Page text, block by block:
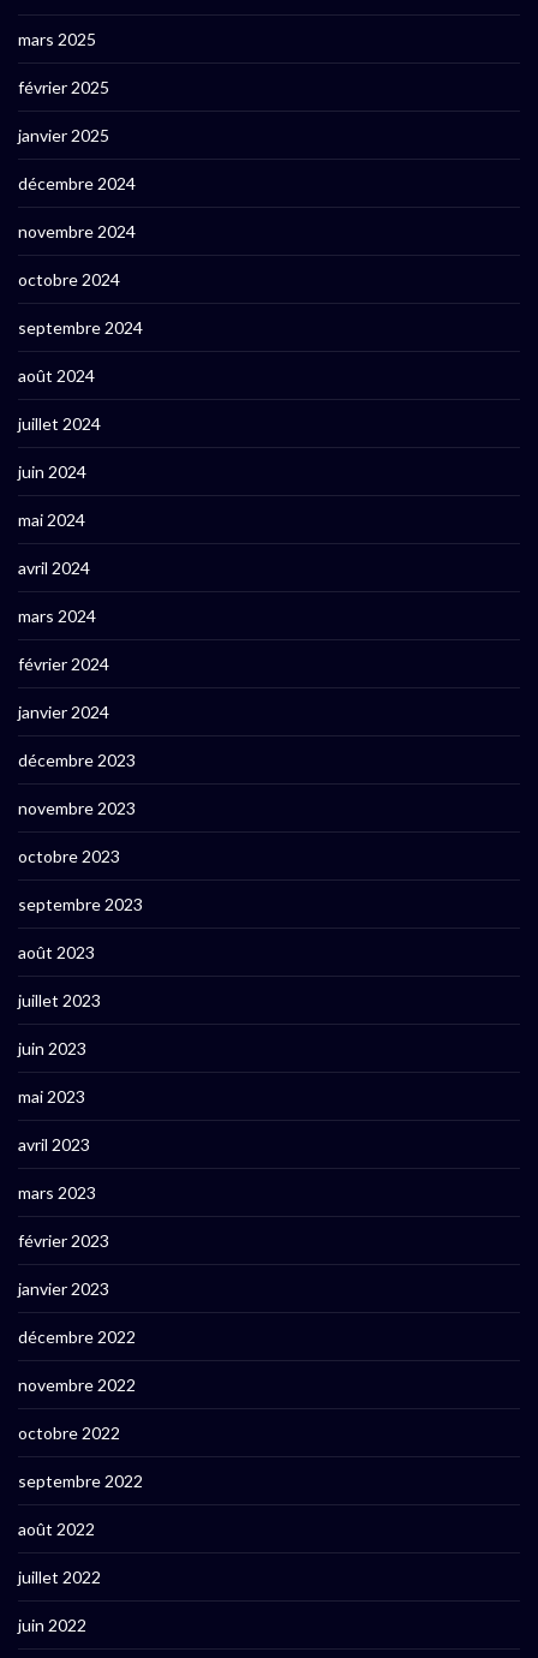
mars 2025
février 2025
janvier 2025
décembre 2024
novembre 2024
octobre 2024
septembre 2024
août 2024
juillet 2024
juin 2024
mai 2024
avril 2024
mars 2024
février 2024
janvier 2024
décembre 2023
novembre 2023
octobre 2023
septembre 2023
août 2023
juillet 2023
juin 2023
mai 2023
avril 2023
mars 2023
février 2023
janvier 2023
décembre 2022
novembre 2022
octobre 2022
septembre 2022
août 2022
juillet 2022
juin 2022